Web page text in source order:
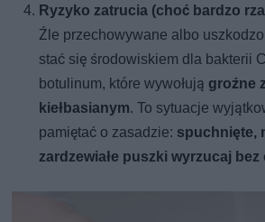
Ryzyko zatrucia (choć bardzo
Źle przechowywane albo
stać się środowiskiem dla bakterii
botulinum, które wywołują groźne
kiełbasianym. To sytuacje
pamiętać o zasadzie: spuchnięte,
zardzewiałe puszki wyrzucaj bez